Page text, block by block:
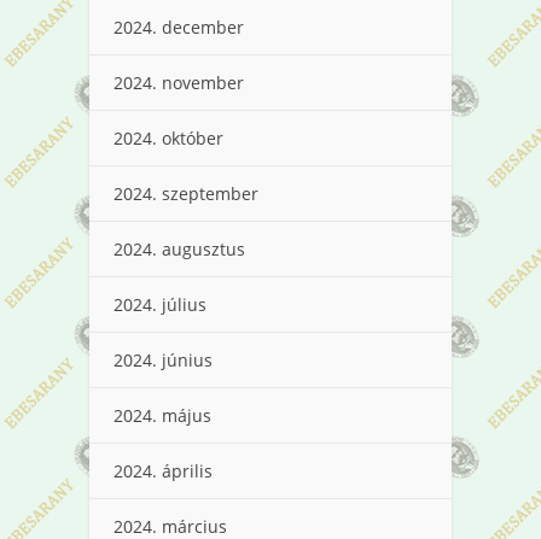
2024. december
2024. november
2024. október
2024. szeptember
2024. augusztus
2024. július
2024. június
2024. május
2024. április
2024. március